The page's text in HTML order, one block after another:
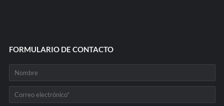
FORMULARIO DE CONTACTO